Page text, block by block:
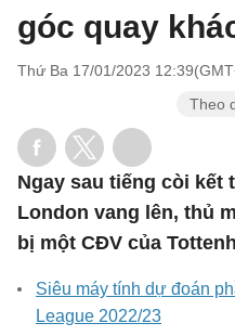
góc quay
Thứ Ba 17/01/2023
Theo
Ngay sau tiếng còi kết
London vang lên, thủ
bị một CĐV của
Siêu máy tính dự đoán
League 2022/23